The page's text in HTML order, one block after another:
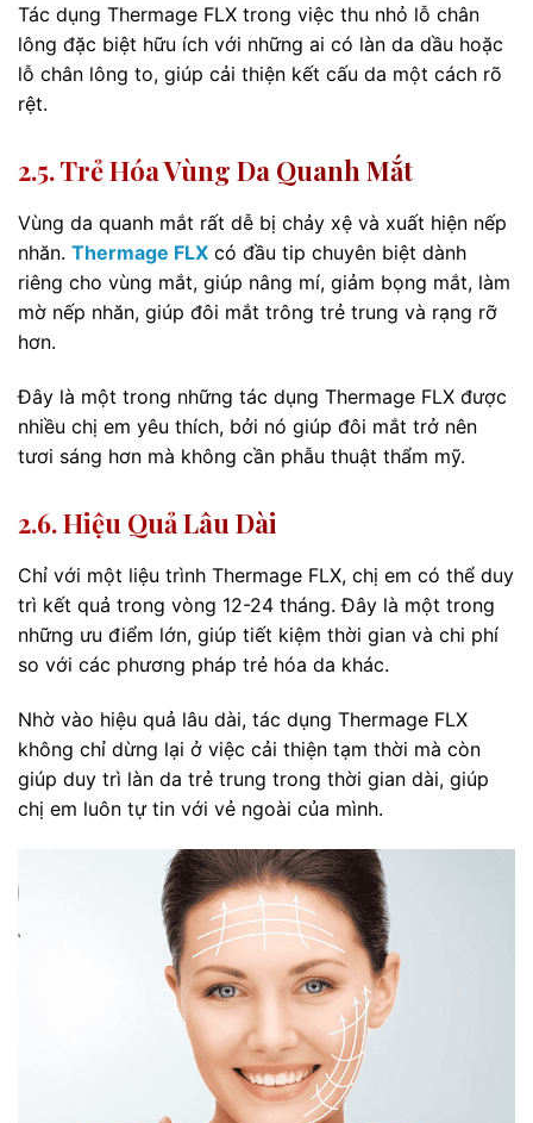
Tác dụng Thermage FLX trong việc thu nhỏ lỗ chân
lông đặc biệt hữu ích với những ai có làn da dầu hoặc
lỗ chân lông to, giúp cải thiện kết cấu da một cách rõ
rệt.
2.5. Trẻ Hóa Vùng Da Quanh Mắt
Vùng da quanh mắt rất dễ bị chảy xệ và xuất hiện nếp
nhăn. Thermage FLX có đầu tip chuyên biệt dành
riêng cho vùng mắt, giúp nâng mí, giảm bọng mắt, làm
mờ nếp nhăn, giúp đôi mắt trông trẻ trung và rạng rỡ
hơn.
Đây là một trong những tác dụng Thermage FLX được
nhiều chị em yêu thích, bởi nó giúp đôi mắt trở nên
tươi sáng hơn mà không cần phẫu thuật thẩm mỹ.
2.6. Hiệu Quả Lâu Dài
Chỉ với một liệu trình Thermage FLX, chị em có thể duy
trì kết quả trong vòng 12-24 tháng. Đây là một trong
những ưu điểm lớn, giúp tiết kiệm thời gian và chi phí
so với các phương pháp trẻ hóa da khác.
Nhờ vào hiệu quả lâu dài, tác dụng Thermage FLX
không chỉ dừng lại ở việc cải thiện tạm thời mà còn
giúp duy trì làn da trẻ trung trong thời gian dài, giúp
chị em luôn tự tin với vẻ ngoài của mình.